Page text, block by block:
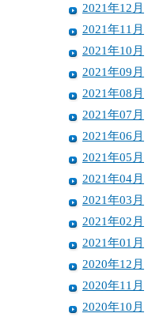
2021年12月
2021年11月
2021年10月
2021年09月
2021年08月
2021年07月
2021年06月
2021年05月
2021年04月
2021年03月
2021年02月
2021年01月
2020年12月
2020年11月
2020年10月